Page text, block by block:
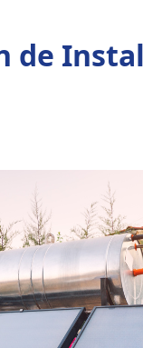
de